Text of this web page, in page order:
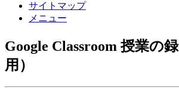
サイトマップ
メニュー
Google Classroom 授業の
用）